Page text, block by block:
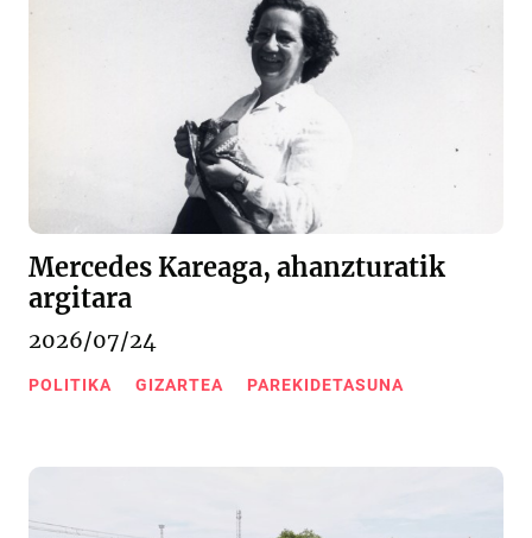
Mercedes Kareaga, ahanzturatik
argitara
2026/07/24
POLITIKA GIZARTEA PAREKIDETASUNA